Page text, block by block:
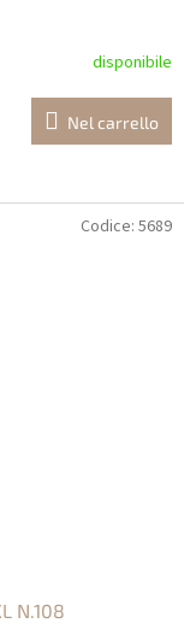
disponibile
Nel carrello
N.108
Codice: 5689